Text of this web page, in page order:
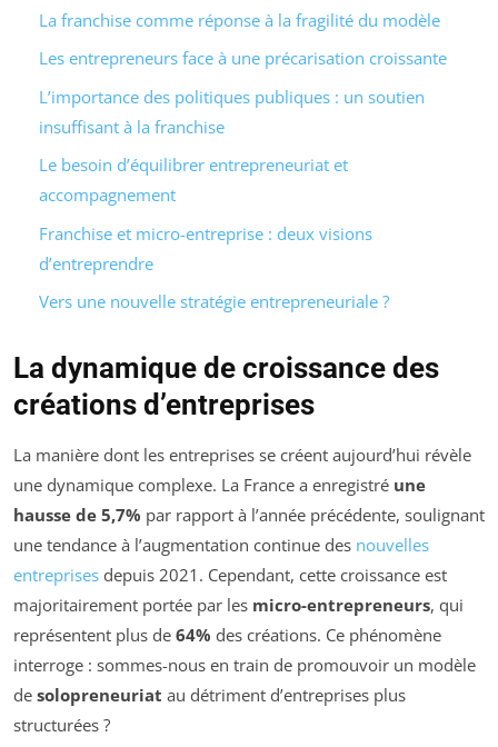
La franchise comme réponse à la fragilité du modèle
Les entrepreneurs face à une précarisation croissante
L’importance des politiques publiques : un soutien
insuffisant à la franchise
Le besoin d’équilibrer entrepreneuriat et
accompagnement
Franchise et micro-entreprise : deux visions
d’entreprendre
Vers une nouvelle stratégie entrepreneuriale ?
La dynamique de croissance des
créations d’entreprises
La manière dont les entreprises se créent aujourd’hui révèle
une dynamique complexe. La France a enregistré une
hausse de 5,7% par rapport à l’année précédente, soulignant
une tendance à l’augmentation continue des nouvelles
entreprises depuis 2021. Cependant, cette croissance est
majoritairement portée par les micro-entrepreneurs, qui
représentent plus de 64% des créations. Ce phénomène
interroge : sommes-nous en train de promouvoir un modèle
de solopreneuriat au détriment d’entreprises plus
structurées ?